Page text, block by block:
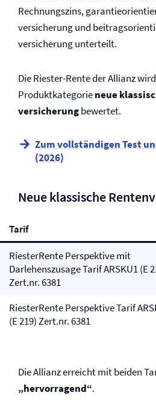
Rechnungszins,
versicherung und
versicherung unterteilt.
Die Riester-Rente der Allianz
Produktkategorieneue
versicherungbewertet.
Zum vollständigen Test
(2026)
Neue klassische
Tarif
RiesterRente Perspektive mit
Darlehenszusage Tarif ARSKU1 (E
Zert.nr. 6381
RiesterRente Perspektive Tarif
(E 219) Zert.nr. 6381
Die Allianz erreicht mit beiden
„hervorragend“.